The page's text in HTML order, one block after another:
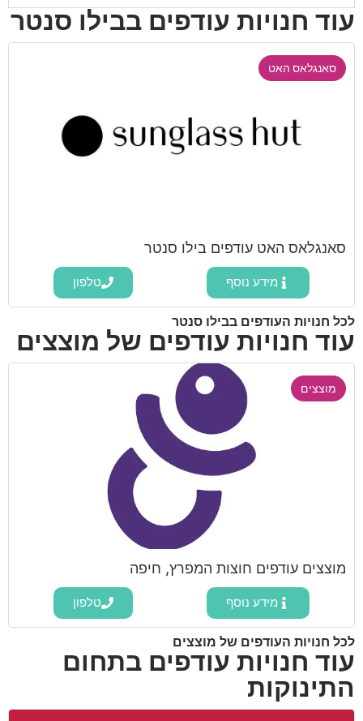
עוד חנויות עודפים בבילו סנטר
סאנגלאס האט
סאנגלאס האט עודפים בילו סנטר
מידע נוסף טלפון
לכל חנויות העודפים בבילו סנטר
עוד חנויות עודפים של מוצצים
מוצצים
מוצצים עודפים חוצות המפרץ, חיפה
מידע נוסף טלפון
לכל חנויות העודפים של מוצצים
עוד חנויות עודפים בתחום
התינוקות